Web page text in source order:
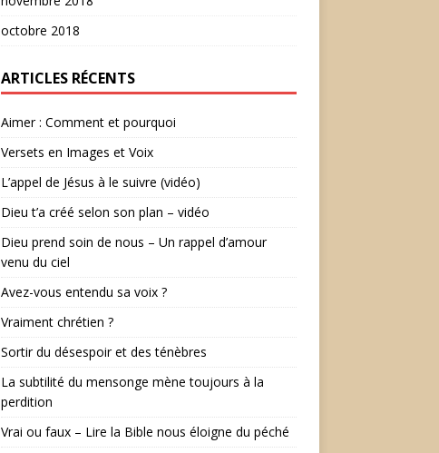
octobre 2018
ARTICLES RÉCENTS
Aimer : Comment et pourquoi
Versets en Images et Voix
L’appel de Jésus à le suivre (vidéo)
Dieu t’a créé selon son plan – vidéo
Dieu prend soin de nous – Un rappel d’amour
venu du ciel
Avez-vous entendu sa voix ?
Vraiment chrétien ?
Sortir du désespoir et des ténèbres
La subtilité du mensonge mène toujours à la
perdition
Vrai ou faux – Lire la Bible nous éloigne du péché